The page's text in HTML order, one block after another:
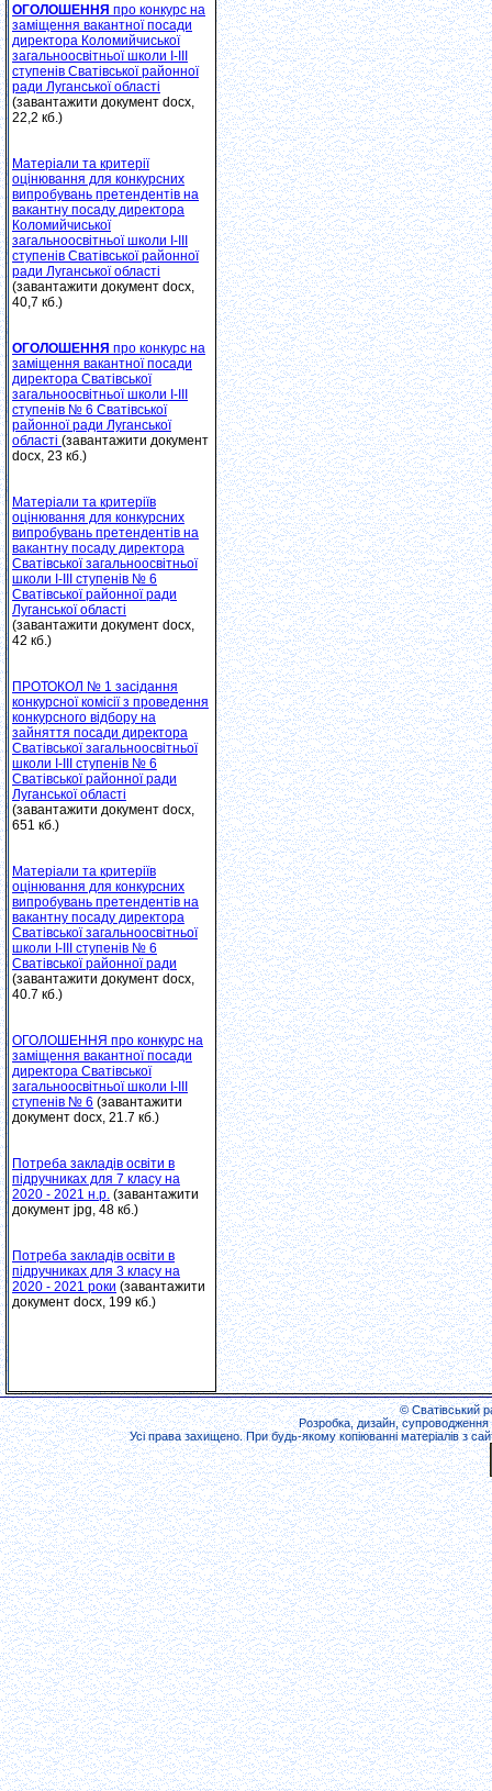
ОГОЛОШЕННЯ про конкурс на
заміщення вакантної посади
директора Коломийчиської
загальноосвітньої школи І-ІІІ
ступенів Сватівської районної
ради Луганської області
(завантажити документ docx,
22,2 кб.)
Матеріали та критерії
оцінювання для конкурсних
випробувань претендентів на
вакантну посаду директора
Коломийчиської
загальноосвітньої школи І-ІІІ
ступенів Сватівської районної
ради Луганської області
(завантажити документ docx,
40,7 кб.)
ОГОЛОШЕННЯ про конкурс на
заміщення вакантної посади
директора Сватівської
загальноосвітньої школи І-ІІІ
ступенів № 6 Сватівської
районної ради Луганської
області (завантажити документ
docx, 23 кб.)
Матеріали та критеріїв
оцінювання для конкурсних
випробувань претендентів на
вакантну посаду директора
Сватівської загальноосвітньої
школи І-ІІІ ступенів № 6
Сватівської районної ради
Луганської області
(завантажити документ docx,
42 кб.)
ПРОТОКОЛ № 1 засідання
конкурсної комісії з проведення
конкурсного відбору на
зайняття посади директора
Сватівської загальноосвітньої
школи I-III ступенів № 6
Сватівської районної ради
Луганської області
(завантажити документ docx,
651 кб.)
Матеріали та критеріїв
оцінювання для конкурсних
випробувань претендентів на
вакантну посаду директора
Сватівської загальноосвітньої
школи І-ІІІ ступенів № 6
Сватівської районної ради
(завантажити документ docx,
40.7 кб.)
ОГОЛОШЕННЯ про конкурс на
заміщення вакантної посади
директора Сватівської
загальноосвітньої школи І-ІІІ
ступенів № 6 (завантажити
документ docx, 21.7 кб.)
Потреба закладів освіти в
підручниках для 7 класу на
2020 - 2021 н.р. (завантажити
документ jpg, 48 кб.)
Потреба закладів освіти в
підручниках для 3 класу на
2020 - 2021 роки (завантажити
документ docx, 199 кб.)
© Сватівський
Розробка, дизайн, супроводження
Усі права захищено. При будь-якому копіюванні матеріалів з